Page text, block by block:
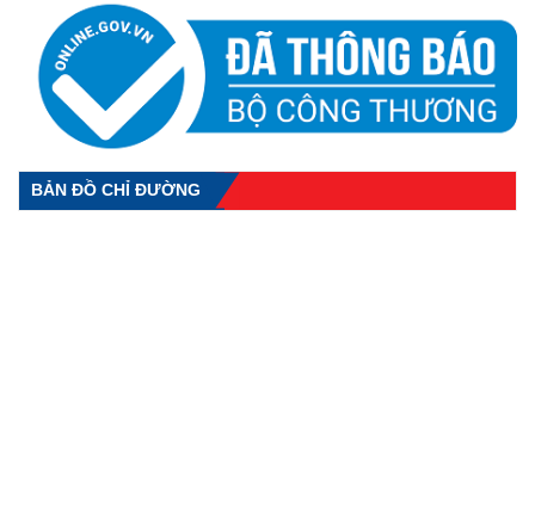
BẢN ĐỒ CHỈ ĐƯỜNG